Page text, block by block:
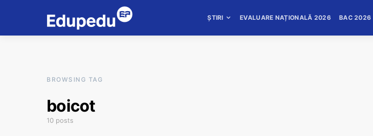
ȘTIRI EVALUARE NAȚIONALĂ 2026 BAC 2026
BROWSING TAG
boicot
10 posts